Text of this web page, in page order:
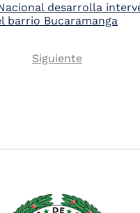
desarrolla
barrio Bucaramanga
Pagination
Next
Siguiente